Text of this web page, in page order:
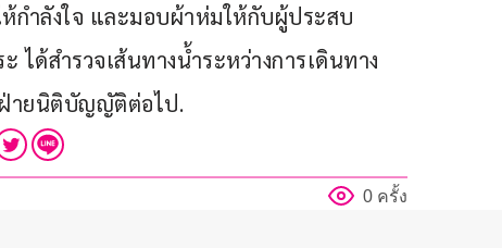
กำลังใจ และมอบผ้าห่มให้กับผู้ประสบ
ด้สำรวจเส้นทางน้ำระหว่างการเดินทาง
ายนิติบัญญัติต่อไป.
0 ครั้ง